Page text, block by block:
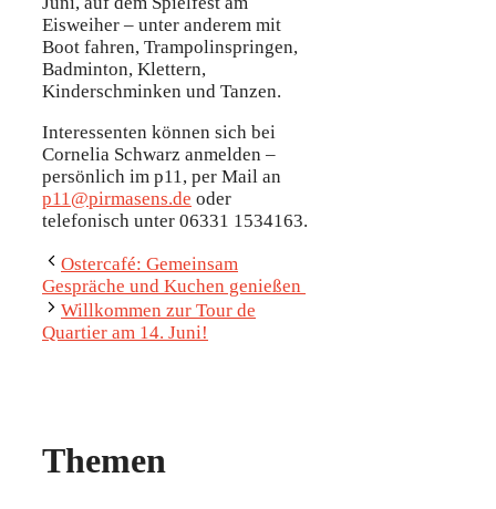
Eisweiher – unter anderem mit
Boot fahren, Trampolinspringen,
Badminton, Klettern,
Kinderschminken und Tanzen.
Interessenten können sich bei
Cornelia Schwarz anmelden –
persönlich im p11, per Mail an
p11@pirmasens.de oder
telefonisch unter 06331 1534163.
Ostercafé: Gemeinsam
Gespräche und Kuchen genießen
Willkommen zur Tour de
Quartier am 14. Juni!
Themen